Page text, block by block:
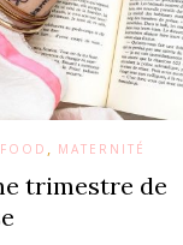
, MATERNITÉ
trimestre de